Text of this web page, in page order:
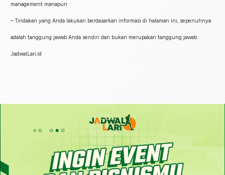
management manapun
– Tindakan yang Anda lakukan berdasarkan informasi di halaman ini, sepenuhnya
adalah tanggung jawab Anda sendiri dan bukan merupakan tanggung jawab
JadwalLari.id